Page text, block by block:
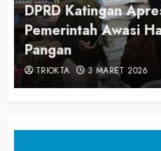
DPRD Katingan
Pemerintah Awasi
Pangan
TRIOKTA 3 MARET 2026